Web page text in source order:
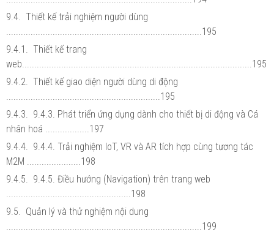
9.4. Thiết kế trải nghiệm người dùng
................................................................................195
9.4.1. Thiết kế trang
web..............................................................................................195
9.4.2. Thiết kế giao diện người dùng di động
...............................................................195
9.4.3. 9.4.3. Phát triển ứng dụng dành cho thiết bị di động và Cá
nhân hoá ..................197
9.4.4. 9.4.4. Trải nghiệm IoT, VR và AR tích hợp cùng tương tác
M2M ......................198
9.4.5. 9.4.5. Điều hướng (Navigation) trên trang web
...................................................198
9.5. Quản lý và thử nghiệm nội dung
................................................................................199